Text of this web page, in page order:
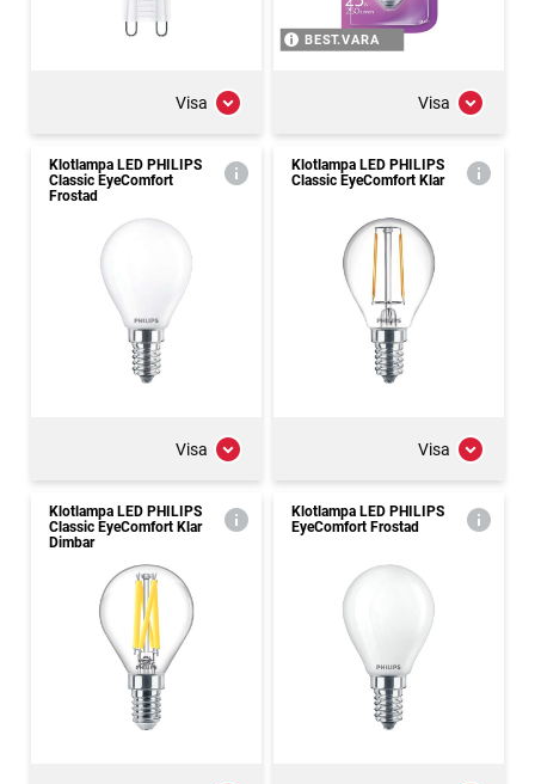
Visa
BEST.VARA
Visa
Klotlampa LED PHILIPS
Classic EyeComfort
Frostad
Visa
Klotlampa LED PHILIPS
Classic EyeComfort Klar
Visa
Klotlampa LED PHILIPS
Classic EyeComfort Klar
Dimbar
Klotlampa LED PHILIPS
EyeComfort Frostad